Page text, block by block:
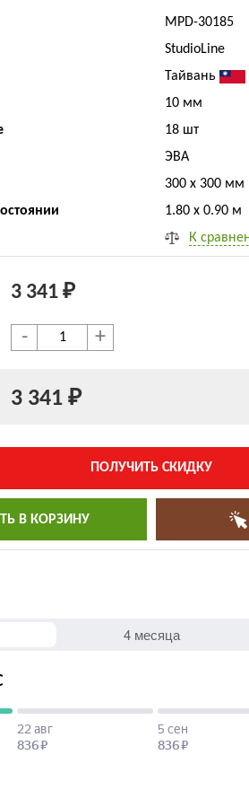
MPD-30185
StudioLine
Тайвань
10 мм
18 шт
ЭВА
300 x 300 мм
1.80 x 0.90 м
К
3 341 ₽
- +
3 341 ₽
ПОЛУЧИТЬ СКИДКУ
В КОРЗИНУ